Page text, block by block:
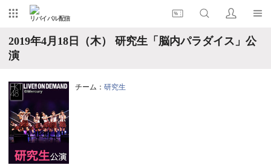
リバイバル配信
2019年4月18日（木） 研究生「脳内パラダイス」公
演
チーム： 研究生